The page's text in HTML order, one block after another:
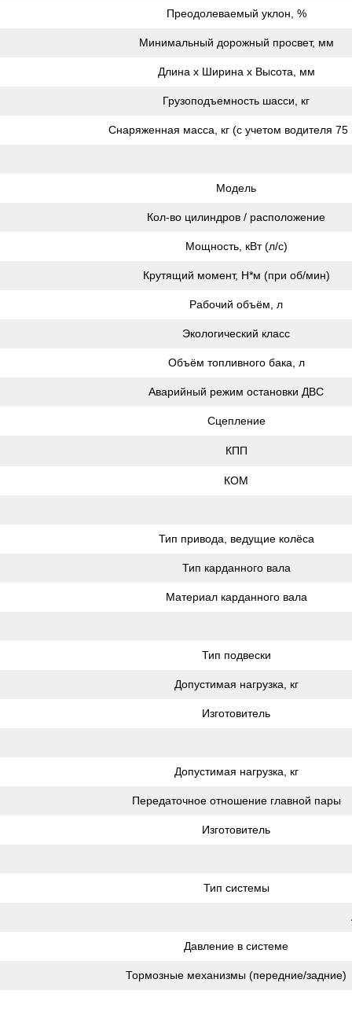
Преодолеваемый уклон, %
Минимальный дорожный просвет, мм
Длина х Ширина х Высота, мм
Грузоподъемность шасси, кг
Снаряженная масса, кг (с учетом водителя 75
Модель
Кол-во цилиндров / расположение
Мощность, кВт (л/с)
Крутящий момент, Н*м (при об/мин)
Рабочий объём, л
Экологический класс
Объём топливного бака, л
Аварийный режим остановки ДВС
Сцепление
КПП
КОМ
Тип привода, ведущие колёса
Тип карданного вала
Материал карданного вала
Тип подвески
Допустимая нагрузка, кг
Изготовитель
Допустимая нагрузка, кг
Передаточное отношение главной пары
Изготовитель
Тип системы
Давление в системе
Тормозные механизмы (передние/задние)